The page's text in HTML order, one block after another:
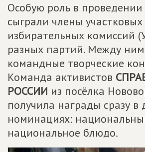
Особую роль в
сыграли члены участковых
избирательных комиссий
разных партий. Между
командные творческие
Команда активистов
РОССИИ из посёлка
получила награды сразу в
номинациях:
национальное блюдо.